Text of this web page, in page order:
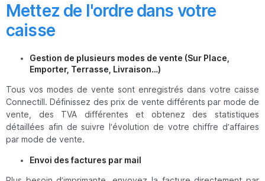
Mettez de l'ordre dans votre
caisse
Gestion de plusieurs modes de vente (Sur Place,
Emporter, Terrasse, Livraison…)
Tous vos modes de vente sont enregistrés dans votre caisse
Connectill. Définissez des prix de vente différents par mode de
vente, des TVA différentes et obtenez des statistiques
détaillées afin de suivre l’évolution de votre chiffre d’affaires
par mode de vente.
Envoi des factures par mail